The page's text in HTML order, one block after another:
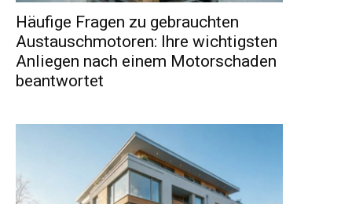
Häufige Fragen zu gebrauchten
Austauschmotoren: Ihre wichtigsten
Anliegen nach einem Motorschaden
beantwortet